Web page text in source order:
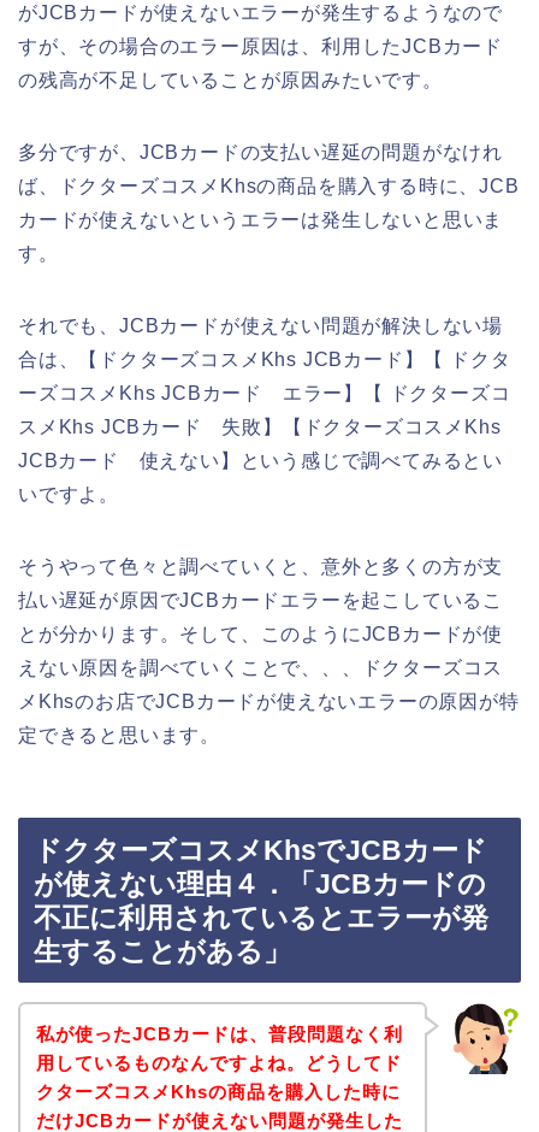
がJCBカードが使えないエラーが発生するようなので
すが、その場合のエラー原因は、利用したJCBカード
の残高が不足していることが原因みたいです。
多分ですが、JCBカードの支払い遅延の問題がなけれ
ば、ドクターズコスメKhsの商品を購入する時に、JCB
カードが使えないというエラーは発生しないと思いま
す。
それでも、JCBカードが使えない問題が解決しない場
合は、【ドクターズコスメKhs JCBカード】【 ドクタ
ーズコスメKhs JCBカード エラー】【 ドクターズコ
スメKhs JCBカード 失敗】【ドクターズコスメKhs
JCBカード 使えない】という感じで調べてみるとい
いですよ。
そうやって色々と調べていくと、意外と多くの方が支
払い遅延が原因でJCBカードエラーを起こしているこ
とが分かります。そして、このようにJCBカードが使
えない原因を調べていくことで、、、ドクターズコス
メKhsのお店でJCBカードが使えないエラーの原因が特
定できると思います。
ドクターズコスメKhsでJCBカード
が使えない理由４．「JCBカードの
不正に利用されているとエラーが発
生することがある」
私が使ったJCBカードは、普段問題なく利
用しているものなんですよね。どうしてド
クターズコスメKhsの商品を購入した時に
だけJCBカードが使えない問題が発生した